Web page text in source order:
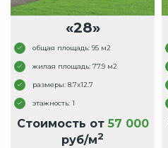
«28»
общая площадь: 95 м2
жилая площадь: 77.9 м2
размеры: 8.7x12.7
этажность: 1
Стоимость от 57 000
руб/м2